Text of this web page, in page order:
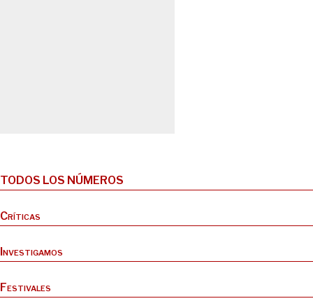
TODOS LOS NÚMEROS
Críticas
Investigamos
Festivales